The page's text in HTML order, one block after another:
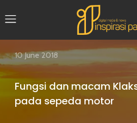
Fungsi dan macam
pada sepeda motor
10 June 2018